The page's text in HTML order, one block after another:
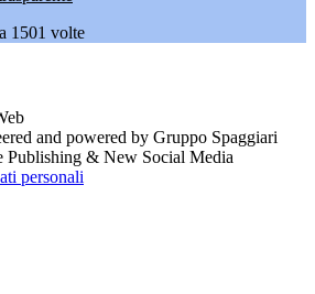
1501 volte
and powered by Gruppo Spaggiari
Publishing & New Social Media
personali